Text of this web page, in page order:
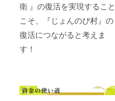
衛 』の復活を実現すること
こそ、『じょんのび村』の
復活につながると考えま
す！